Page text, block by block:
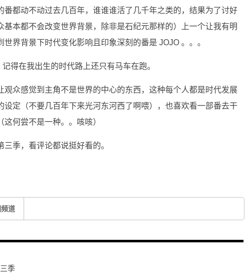
番都动不动过去几百年，谁谁谁活了几千年之类的，结果为了讨好
基本都不会改变世界背景，除非是石纪元那样的）上一个让我有明
世界背景下时代变化影响且印象深刻的番是 JOJO 。。。
得在我出生的时代路上还只有马车在跑。
观众感觉到主角不是世界的中心的东西，这种每个人都是时代发展
设定（不要几百年下来光河东河西了啊喂），也喜欢看一部番去干
这何尝不是一种。。咳咳）
季，看评论都说挺好看的。
道
季